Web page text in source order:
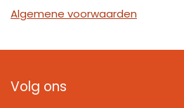
Algemene voorwaarden
Volg ons